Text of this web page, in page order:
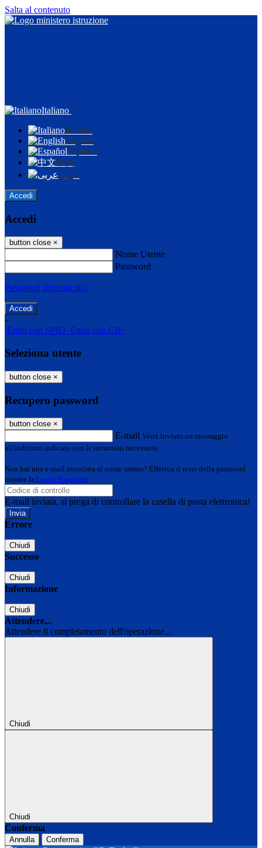
Salta al contenuto
Italiano
Italiano
English
Español
中文
عربى
Accedi
Accedi
button close ×
Nome Utente
Password
Password dimenticata?
-
Entra con SPID Entra con CIE
Seleziona utente
button close ×
Recupero password
button close ×
E-mail Verrà inviato un messaggio
all'indirizzo indicato con le istruzioni necessarie.
Non hai una e-mail associata al nome utente? Effettua il reset della password
tramite la Login Spaggiari
E-mail inviata, si prega di controllare la casella di posta elettronica!
Errore
Chiudi
Successo
Chiudi
Informazione
Chiudi
Attendere...
Attendere il completamento dell'operazione...
Chiudi
Chiudi
Conferma
Annulla Conferma